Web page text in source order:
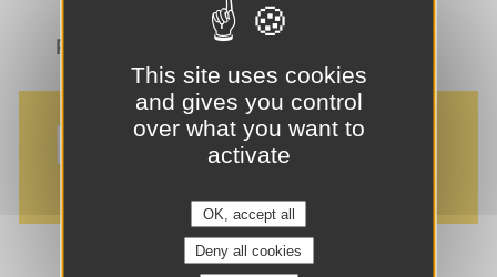
Profil
NOS AVANTAGES
This site uses cookies
and gives you control
over what you want to
activate
OK, accept all
Deny all cookies